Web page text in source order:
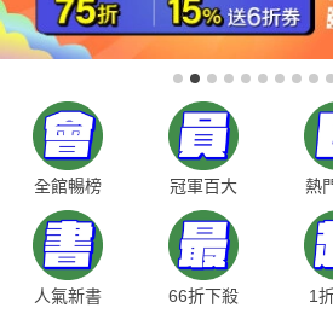
全館暢榜 冠軍百大 熱
人氣新書 66折下殺 1